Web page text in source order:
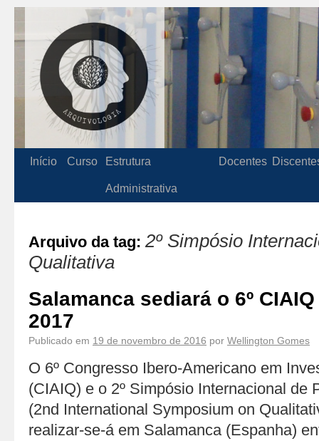
Início Curso Estrutura
Administrativa
Docentes
Arquivo da tag: 2º Simpósio
Qualitativa
Salamanca sediará o 6º CIAIQ
2017
Publicado em 19 de novembro de 2016 por Wellington Gomes
O 6º Congresso Ibero-Americano em
(CIAIQ) e o 2º Simpósio Internacional de
(2nd International Symposium on
realizar-se-á em Salamanca (Espanha)